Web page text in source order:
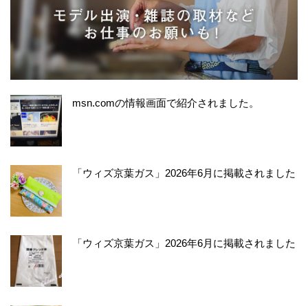
msn.comの情報画面で紹介されました。
「ウィズ京葉ガス」2026年6月に掲載されました
「ウィズ京葉ガス」2026年6月に掲載されました